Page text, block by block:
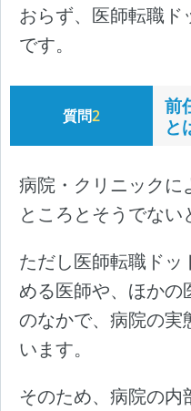
おらず、医師転職ド
です。
質問2
前
と
病院・クリニックに
ところとそうでない
ただし医師転職ド
める医師や、ほか
のなかで、病院の実
います。
そのため、病院の内